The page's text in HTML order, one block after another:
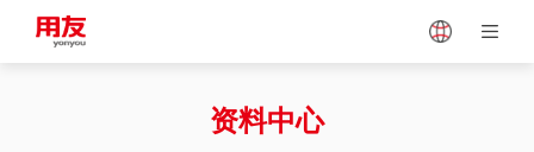
Vietnam
资料中心